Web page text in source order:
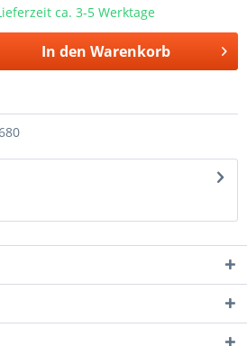
ca. 3-5 Werktage
In den Warenkorb